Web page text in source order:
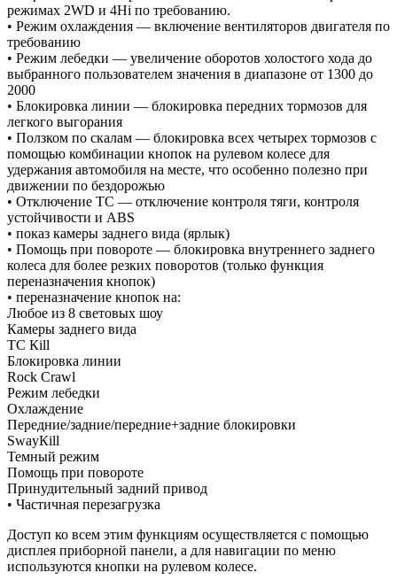
режимах 2WD и 4Нi по требованию.
• Режим охлаждения — включение вентиляторов двигателя по
требованию
• Режим лебедки — увеличение оборотов холостого хода до
выбранного пользователем значения в диапазоне от 1300 до
2000
• Блокировка линии — блокировка передних тормозов для
легкого выгорания
• Ползком по скалам — блокировка всех четырех тормозов с
помощью комбинации кнопок на рулевом колесе для
удержания автомобиля на месте, что особенно полезно при
движении по бездорожью
• Отключение ТС — отключение контроля тяги, контроля
устойчивости и АВS
• показ камеры заднего вида (ярлык)
• Помощь при повороте — блокировка внутреннего заднего
колеса для более резких поворотов (только функция
переназначения кнопок)
• переназначение кнопок на:
Любое из 8 световых шоу
Камеры заднего вида
ТС Кill
Блокировка линии
Rосk Сrаwl
Режим лебедки
Охлаждение
Передние/задние/передние+задние блокировки
SwаyКill
Темный режим
Помощь при повороте
Принудительный задний привод
• Частичная перезагрузка
Доступ ко всем этим функциям осуществляется с помощью
дисплея приборной панели, а для навигации по меню
используются кнопки на рулевом колесе.